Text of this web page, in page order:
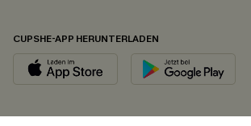
CUPSHE-APP HERUNTERLADEN